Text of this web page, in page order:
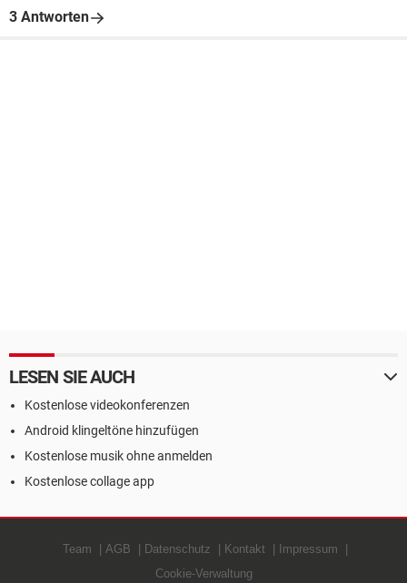
3 Antworten
LESEN SIE AUCH
Kostenlose videokonferenzen
Android klingeltöne hinzufügen
Kostenlose musik ohne anmelden
Kostenlose collage app
Team AGB Datenschutz Kontakt
Impressum
Cookie-Verwaltung